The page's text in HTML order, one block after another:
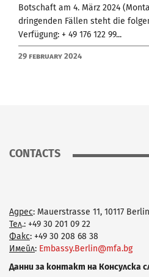
Botschaft am 4. März 2024
dringenden Fällen steht die
Verfügung: + 49 176 122 99...
29 February 2024
CONTACTS
Адрес: Mauerstrasse 11, 10117 Berlin
Тел.: +49 30 201 09 22
Факс: +49 30 208 68 38
Имейл: Embassy.Berlin@mfa.bg
Данни за контакт на Консулска